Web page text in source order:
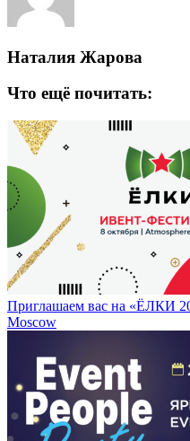
Наталия Жарова
Что ещё почитать:
Приглашаем вас на «ЁЛКИ
Moscow